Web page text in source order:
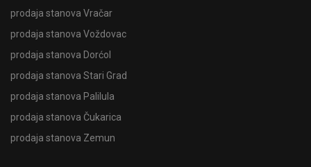
prodaja stanova Vračar
prodaja stanova Voždovac
prodaja stanova Dorćol
prodaja stanova Stari Grad
prodaja stanova Palilula
prodaja stanova Čukarica
prodaja stanova Zemun